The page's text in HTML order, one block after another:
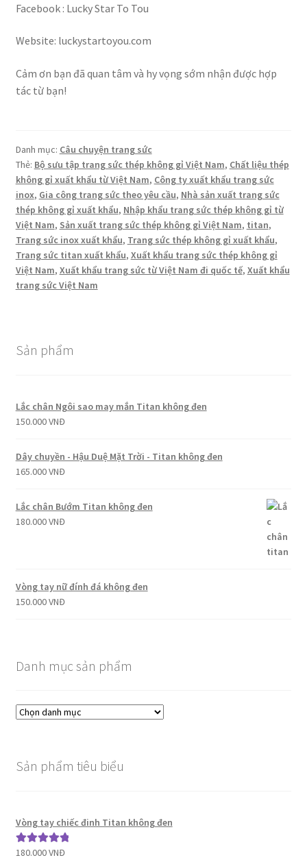
Facebook : Lucky Star To Tou
Website: luckystartoyou.com
Cảm ơn bạn đã quan tâm và hy vọng sớm nhận được hợp
tác từ bạn!
Danh mục: Câu chuyện trang sức
Thẻ: Bộ sưu tập trang sức thép không gỉ Việt Nam, Chất liệu thép
không gỉ xuất khẩu từ Việt Nam, Công ty xuất khẩu trang sức
inox, Gia công trang sức theo yêu cầu, Nhà sản xuất trang sức
thép không gỉ xuất khẩu, Nhập khẩu trang sức thép không gỉ từ
Việt Nam, Sản xuất trang sức thép không gỉ Việt Nam, titan,
Trang sức inox xuất khẩu, Trang sức thép không gỉ xuất khẩu,
Trang sức titan xuất khẩu, Xuất khẩu trang sức thép không gỉ
Việt Nam, Xuất khẩu trang sức từ Việt Nam đi quốc tế, Xuất khẩu
trang sức Việt Nam
Sản phẩm
Lắc chân Ngôi sao may mắn Titan không đen
150.000VNĐ
Dây chuyền - Hậu Duệ Mặt Trời - Titan không đen
165.000VNĐ
Lắc chân Bướm Titan không đen
180.000VNĐ
Vòng tay nữ đính đá không đen
150.000VNĐ
Danh mục sản phẩm
Sản phẩm tiêu biểu
Vòng tay chiếc đinh Titan không đen
Được xếp
180.000VNĐ